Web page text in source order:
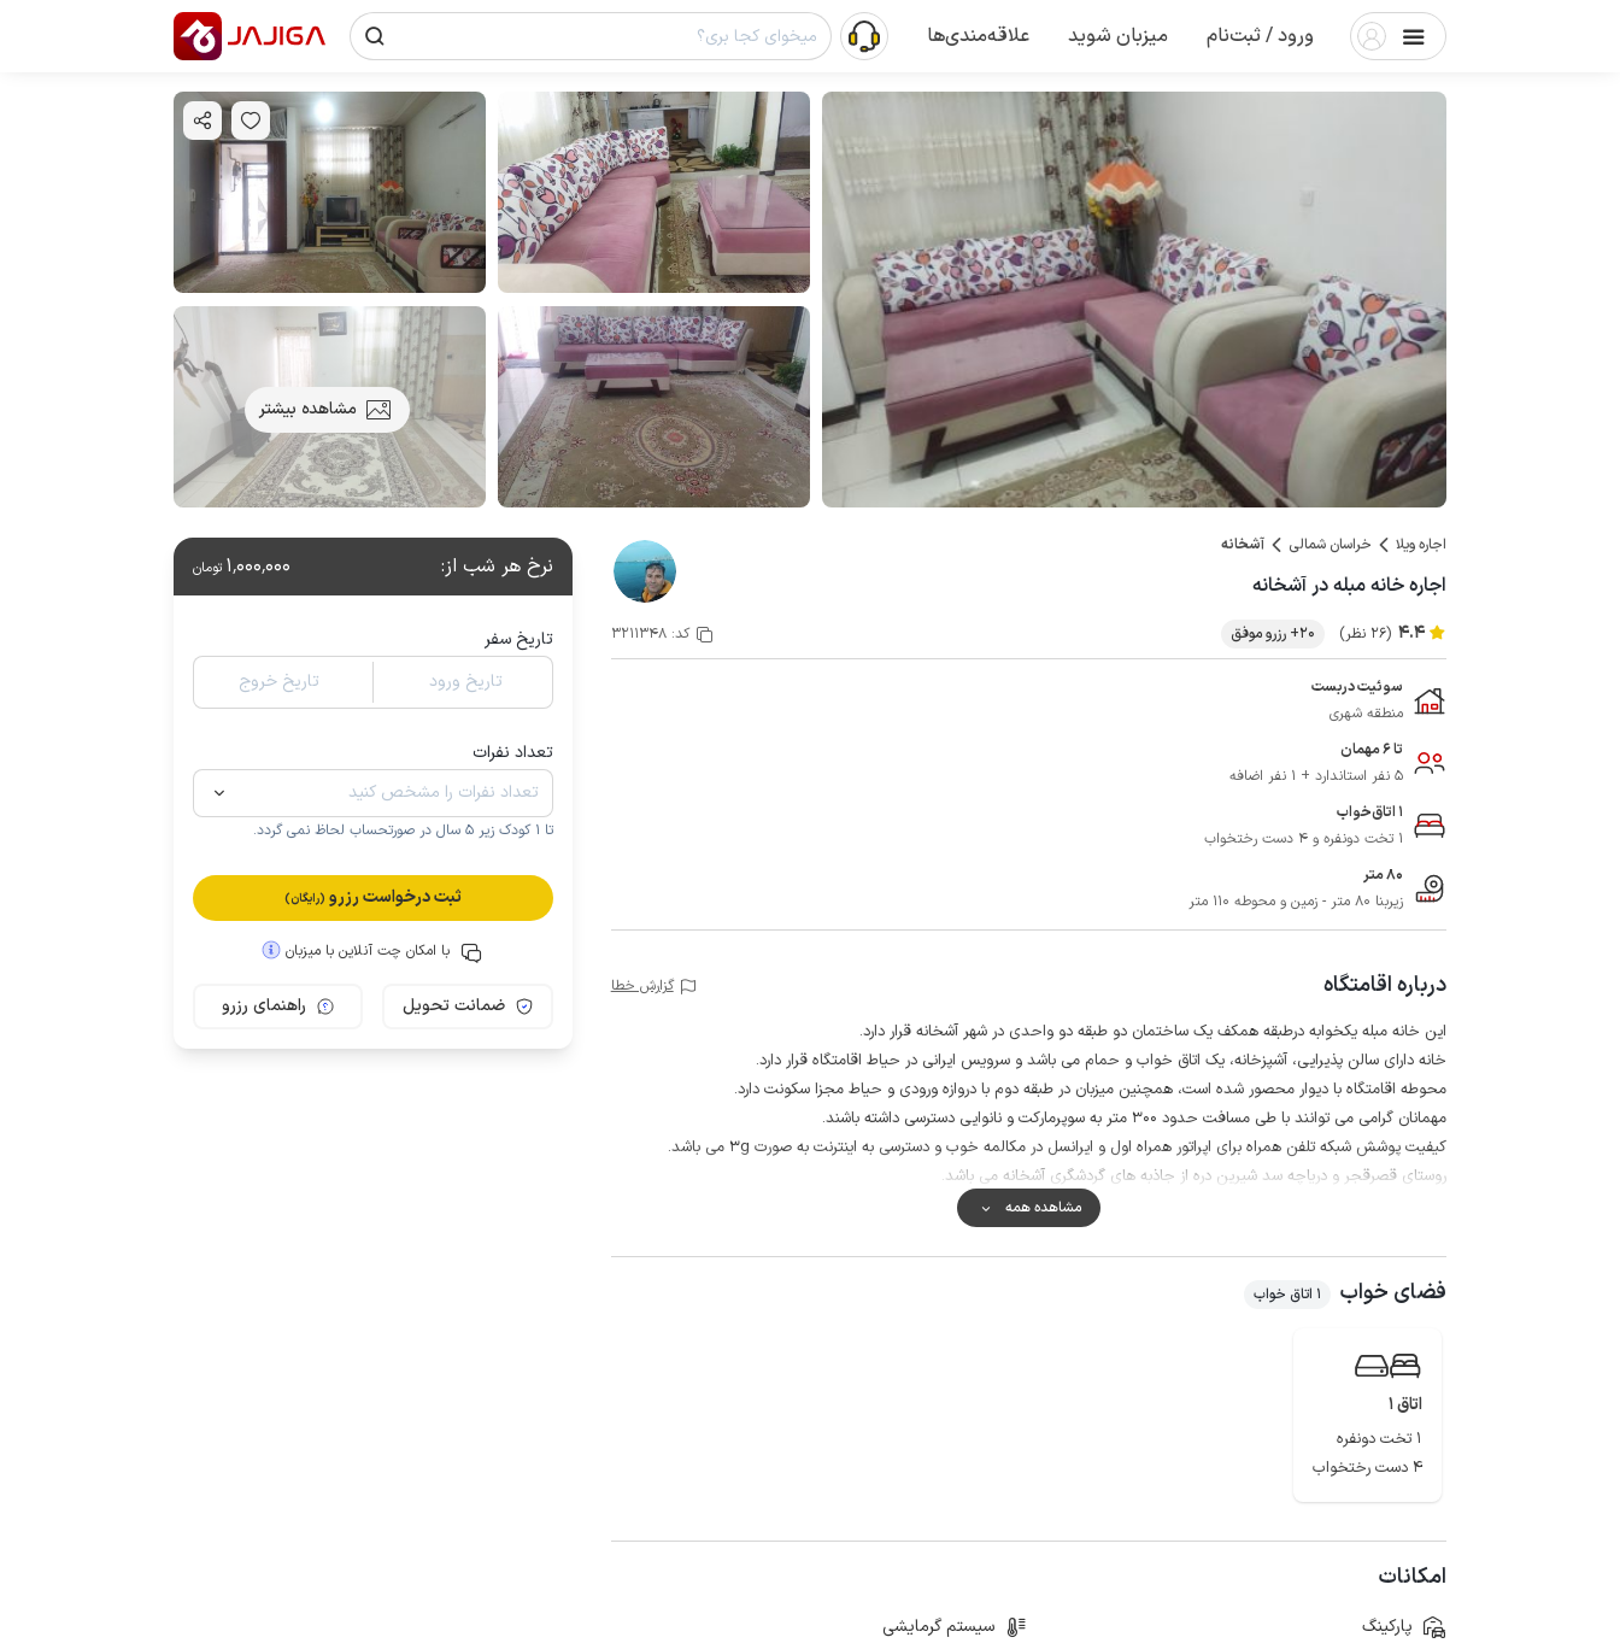
ورود / ثبت‌نام میزبان شوید علاقه‌مندی‌ها
مشاهده بیشتر
اجاره ویلا خراسان شمالی آشخانه
اجاره خانه مبله در آشخانه
4.4 (26 نظر) 20+ رزرو موفق کد:3211348
سوئیت دربست
منطقه شهری
تا 6 مهمان
5 نفر استاندارد + 1 نفر اضافه
1 اتاق‌خواب
1 تخت دونفره و 4 دست رختخواب
80 متر
زیربنا 80 متر - زمین و محوطه 110 متر
درباره اقامتگاه گزارش خطا
این خانه مبله یکخوابه درطبقه همکف یک ساختمان دو طبقه دو واحدی در شهر آشخانه قرار دارد.
خانه دارای سالن پذیرایی، آشپزخانه، یک اتاق خواب و حمام می باشد و سرویس ایرانی در حیاط اقامتگاه قرار دارد.
محوطه اقامتگاه با دیوار محصور شده است، همچنین میزبان در طبقه دوم با دروازه ورودی و حیاط مجزا سکونت دارد.
مهمانان گرامی می توانند با طی مسافت حدود 300 متر به سوپرمارکت و نانوایی دسترسی داشته باشند.
کیفیت پوشش شبکه تلفن همراه برای اپراتور همراه اول و ایرانسل در مکالمه خوب و دسترسی به اینترنت به صورت 3g می باشد.
روستای قصرقجر و دریاچه سد شیرین دره از جاذبه های گردشگری آشخانه می باشد.
مشاهده همه
فضای خواب 1 اتاق خواب
اتاق 1
1 تخت دونفره
4 دست رختخواب
امکانات
پارکینگ
سیستم گرمایشی
نرخ هر شب از: 1٬000٬000 تومان
تاریخ سفر
تاریخ ورود
تاریخ خروج
تعداد نفرات
تا 1 کودک زیر 5 سال در صورتحساب لحاظ نمی گردد.
ثبت درخواست رزرو (رایگان)
با امکان چت آنلاین با میزبان
ضمانت تحویل راهنمای رزرو